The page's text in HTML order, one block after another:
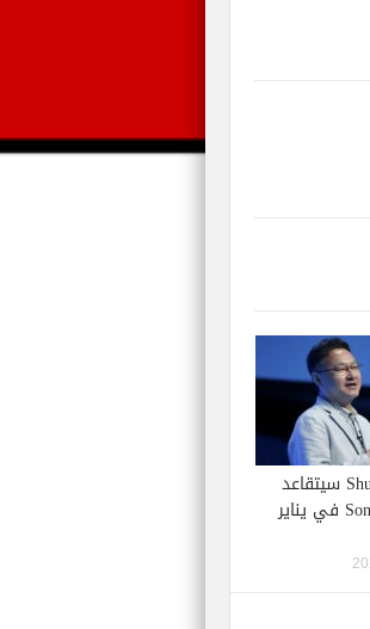
Shuhei Yoshida سيتقاعد
من شركة Sony في يناير